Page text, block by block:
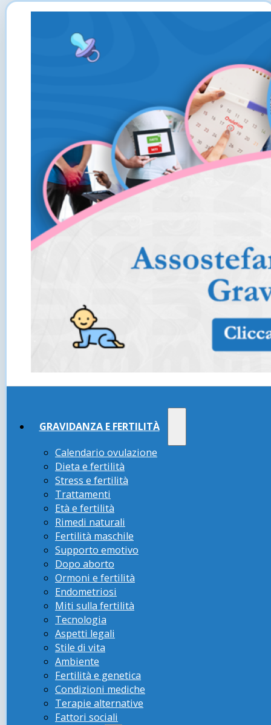
GRAVIDANZA E FERTILITÀ
Calendario ovulazione
Dieta e fertilità
Stress e fertilità
Trattamenti
Età e fertilità
Rimedi naturali
Fertilità maschile
Supporto emotivo
Dopo aborto
Ormoni e fertilità
Endometriosi
Miti sulla fertilità
Tecnologia
Aspetti legali
Stile di vita
Ambiente
Fertilità e genetica
Condizioni mediche
Terapie alternative
Fattori sociali